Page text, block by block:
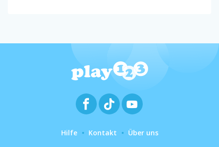
Hilfe Kontakt Über uns